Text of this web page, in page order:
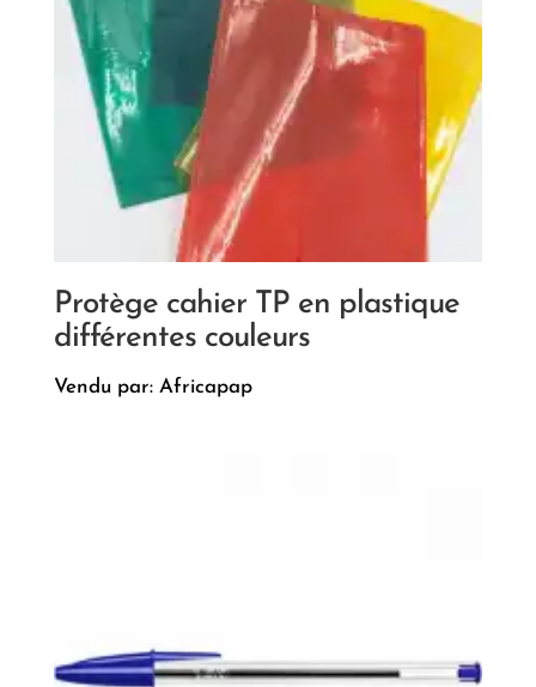
Protège cahier TP en plastique
différentes couleurs
Vendu par: Africapap